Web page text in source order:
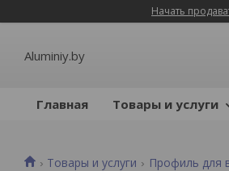
Начать
Aluminiy.by
Главная Товары и услуги
Товары и услуги Профиль для